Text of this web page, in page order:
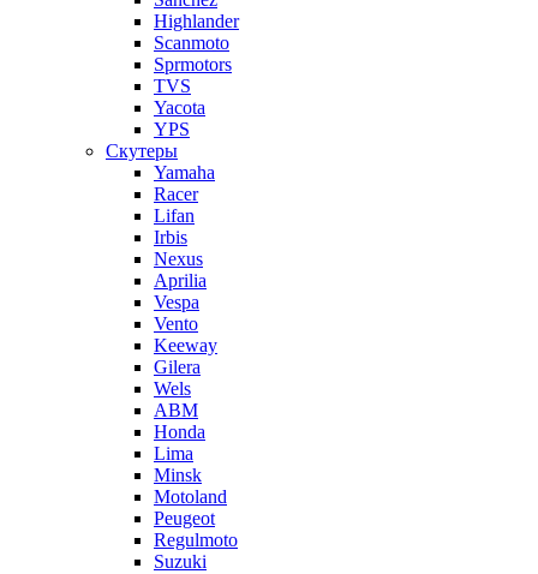
Highlander
Scanmoto
Sprmotors
TVS
Yacota
YPS
Скутеры
Yamaha
Racer
Lifan
Irbis
Nexus
Aprilia
Vespa
Vento
Keeway
Gilera
Wels
ABM
Honda
Lima
Minsk
Motoland
Peugeot
Regulmoto
Suzuki